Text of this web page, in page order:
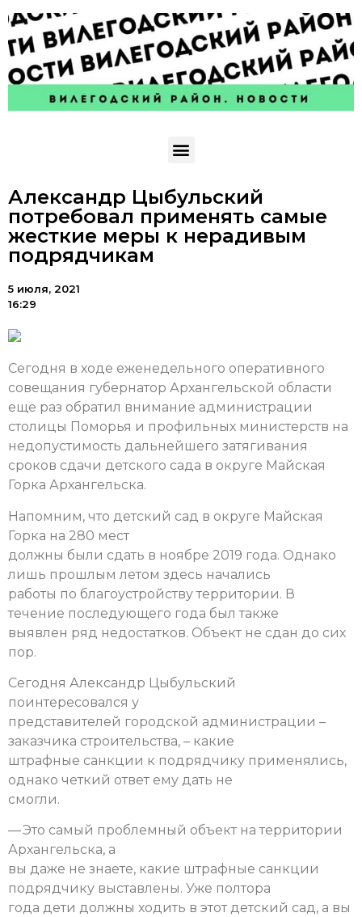
Александр Цыбульский
потребовал применять самые
жесткие меры к нерадивым
подрядчикам
5 июля, 2021
16:29
Сегодня в ходе еженедельного оперативного
совещания губернатор Архангельской области
еще раз обратил внимание администрации
столицы Поморья и профильных министерств на
недопустимость дальнейшего затягивания
сроков сдачи детского сада в округе Майская
Горка Архангельска.
Напомним, что детский сад в округе Майская
Горка на 280 мест
должны были сдать в ноябре 2019 года. Однако
лишь прошлым летом здесь начались
работы по благоустройству территории. В
течение последующего года был также
выявлен ряд недостатков. Объект не сдан до сих
пор.
Сегодня Александр Цыбульский
поинтересовался у
представителей городской администрации –
заказчика строительства, – какие
штрафные санкции к подрядчику применялись,
однако четкий ответ ему дать не
смогли.
— Это самый проблемный объект на территории
Архангельска, а
вы даже не знаете, какие штрафные санкции
подрядчику выставлены. Уже полтора
года дети должны ходить в этот детский сад, а вы